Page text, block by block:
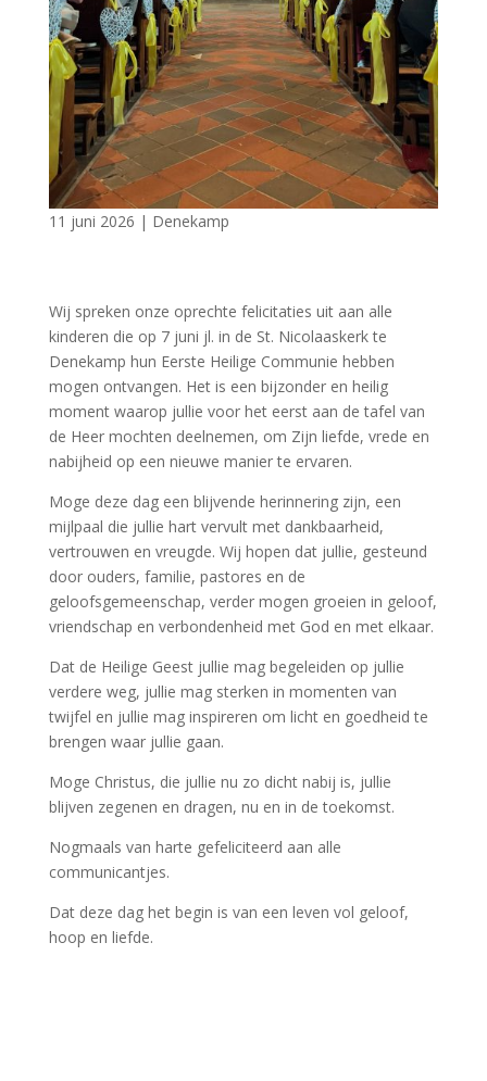
11 juni 2026 | Denekamp
Wij spreken onze oprechte felicitaties uit aan alle
kinderen die op 7 juni jl. in de St. Nicolaaskerk te
Denekamp hun Eerste Heilige Communie hebben
mogen ontvangen. Het is een bijzonder en heilig
moment waarop jullie voor het eerst aan de tafel van
de Heer mochten deelnemen, om Zijn liefde, vrede en
nabijheid op een nieuwe manier te ervaren.
Moge deze dag een blijvende herinnering zijn, een
mijlpaal die jullie hart vervult met dankbaarheid,
vertrouwen en vreugde. Wij hopen dat jullie, gesteund
door ouders, familie, pastores en de
geloofsgemeenschap, verder mogen groeien in geloof,
vriendschap en verbondenheid met God en met elkaar.
Dat de Heilige Geest jullie mag begeleiden op jullie
verdere weg, jullie mag sterken in momenten van
twijfel en jullie mag inspireren om licht en goedheid te
brengen waar jullie gaan.
Moge Christus, die jullie nu zo dicht nabij is, jullie
blijven zegenen en dragen, nu en in de toekomst.
Nogmaals van harte gefeliciteerd aan alle
communicantjes.
Dat deze dag het begin is van een leven vol geloof,
hoop en liefde.